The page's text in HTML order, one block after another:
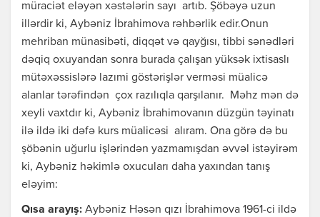
müraciət eləyən xəstələrin sayı artıb. Şöbəyə uzun
illərdir ki, Aybəniz İbrahimova rəhbərlik edir.Onun
mehriban münasibəti, diqqət və qayğısı, tibbi sənədləri
dəqiq oxuyandan sonra burada çalışan yüksək ixtisaslı
mütəxəssislərə lazımi göstərişlər verməsi müalicə
alanlar tərəfindən çox razılıqla qarşılanır. Məhz mən də
xeyli vaxtdır ki, Aybəniz İbrahimovanın düzgün təyinatı
ilə ildə iki dəfə kurs müalicəsi alıram. Ona görə də bu
şöbənin uğurlu işlərindən yazmamışdan əvvəl istəyirəm
ki, Aybəniz həkimlə oxucuları daha yaxından tanış
eləyim:
Qısa arayış: Aybəniz Həsən qızı İbrahimova 1961-ci ildə